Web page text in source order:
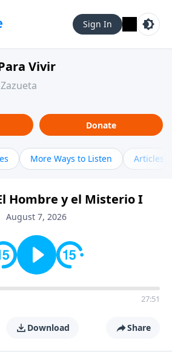
Sign In
Vivir
Donate
More Ways to Listen Articles
Hombre y el Misterio I
August 7, 2026
27:51
Download Share